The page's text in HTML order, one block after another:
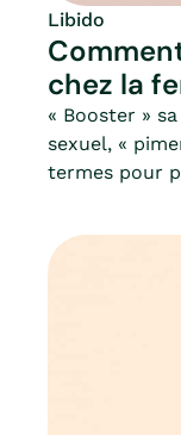
Libido
chez la
« Booster »
sexuel, «
termes pour
de cuisine
Pourtant, le
quand il
demander
ne devrions-
questionner
naît ce désir
libido ?Vous